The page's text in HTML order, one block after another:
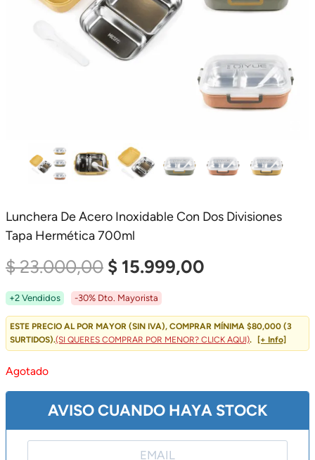
Lunchera De Acero Inoxidable Con Dos Divisiones
Tapa Hermética 700ml
$23.000,00 El
Precio
Original
Era:
$ 15.999,00
Actual
Es:
+2 Vendidos -30% Dto. Mayorista
ESTE PRECIO AL POR MAYOR (SIN IVA), COMPRAR MÍNIMA $80,000 (3
SURTIDOS).(SI QUERES COMPRAR POR MENOR? CLICK AQUI). [+ Info]
Agotado
AVISO CUANDO HAYA STOCK